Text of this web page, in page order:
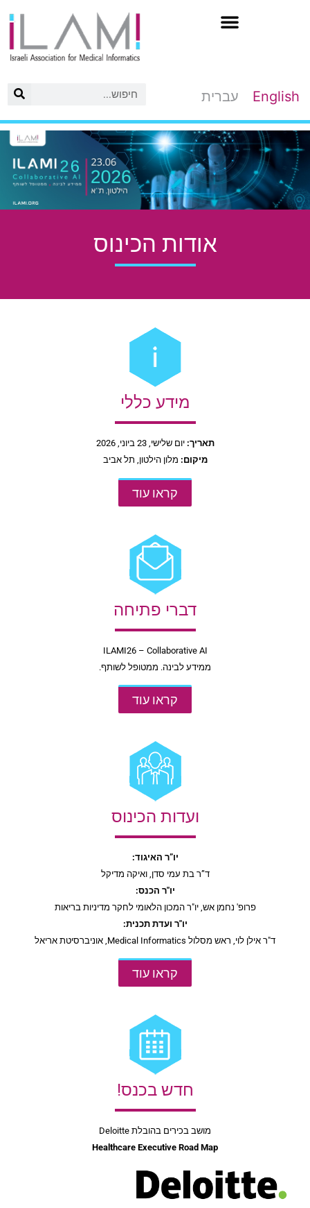
English עברית
אודות הכינוס
מידע כללי
תאריך: יום שלישי, 23 ביוני, 2026
מיקום: מלון הילטון, תל אביב
קראו עוד
דברי פתיחה
ILAMI26 – Collaborative AI
ממידע לבינה. ממטופל לשותף.
קראו עוד
ועדות הכינוס
יו”ר האיגוד:
ד”ר בת עמי סדן, ואיקה מדיקל
יו"ר הכנס:
פרופ' נחמן אש, יו"ר המכון הלאומי לחקר מדיניות בריאות
יו"ר ועדת תכנית:
ד"ר אילן לוי, ראש מסלול Medical Informatics, אוניברסיטת אריאל
קראו עוד
חדש בכנס!
מושב בכירים בהובלת Deloitte
Healthcare Executive Road Map